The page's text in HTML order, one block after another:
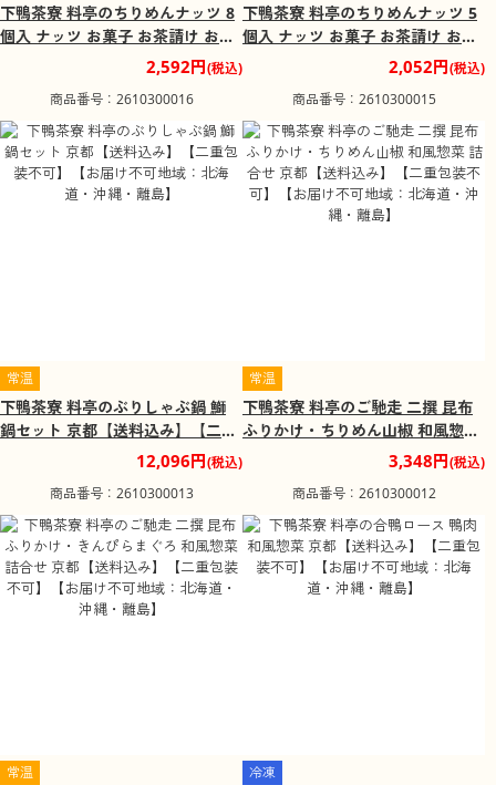
下鴨茶寮 料亭のちりめんナッツ 8
個入 ナッツ お菓子 お茶請け おつ
まみ 京都【送料込み】【二重包装
不可】【お届け不可地域：北海
道・沖縄・離島】
2,592円(税込)
商品番号：2610300016
下鴨茶寮 料亭のちりめんナッツ 5
個入 ナッツ お菓子 お茶請け おつ
まみ 京都【送料込み】【二重包装
不可】【お届け不可地域：北海
道・沖縄・離島】
2,052円(税込)
商品番号：2610300015
常温
下鴨茶寮 料亭のぶりしゃぶ鍋 鰤
鍋セット 京都【送料込み】【二重
包装不可】【お届け不可地域：北
12,096円(税込)
商品番号：2610300013
常温
下鴨茶寮 料亭のご馳走 二撰 昆布
ふりかけ・ちりめん山椒 和風惣菜
詰合せ 京都【送料込み】【二重包
装不可】【お届け不可地域：北海
道・沖縄・離島】
3,348円(税込)
商品番号：2610300012
常温 冷凍